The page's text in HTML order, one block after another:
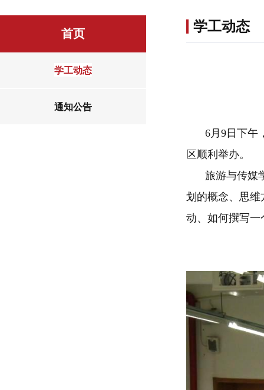
首页
学工动态
通知公告
学工动态
6月9日下午
区顺利举办。
旅游与传媒
划的概念、思
动、如何撰写